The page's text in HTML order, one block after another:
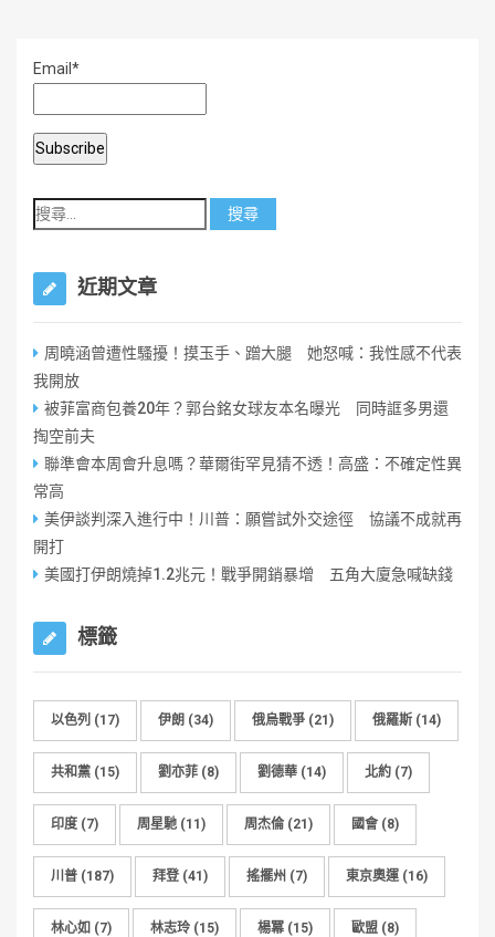
Email*
近期文章
周曉涵曾遭性騷擾！摸玉手、蹭大腿 她怒喊：我性感不代表
我開放
被菲富商包養20年？郭台銘女球友本名曝光 同時誆多男還
掏空前夫
聯準會本周會升息嗎？華爾街罕見猜不透！高盛：不確定性異
常高
美伊談判深入進行中！川普：願嘗試外交途徑 協議不成就再
開打
美國打伊朗燒掉1.2兆元！戰爭開銷暴增 五角大廈急喊缺錢
標籤
以色列 (17) 伊朗 (34) 俄烏戰爭 (21) 俄羅斯 (14)
共和黨 (15) 劉亦菲 (8) 劉德華 (14) 北約 (7)
印度 (7) 周星馳 (11) 周杰倫 (21) 國會 (8)
川普 (187) 拜登 (41) 搖擺州 (7) 東京奧運(16)
林心如 (7) 林志玲 (15) 楊冪 (15) 歐盟 (8)